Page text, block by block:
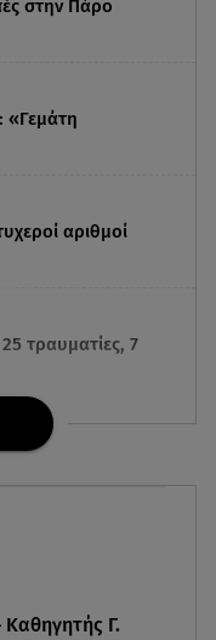
στην Πάρο
«Γεμάτη
αριθμοί
τραυματίες, 7
-
Καθηγητής Γ.